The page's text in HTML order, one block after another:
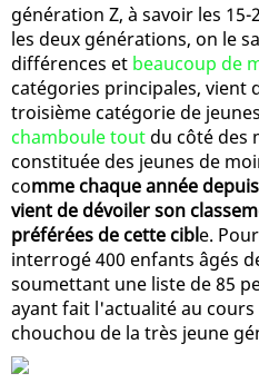
génération Z, à savoir les
les deux générations, on le
différences et beaucoup de
catégories principales, vient
troisième catégorie de
chamboule tout du côté des
constituée des jeunes de
comme chaque année
vient de dévoiler son
préférées de cette cible.
interrogé 400 enfants âgés
soumettant une liste de 85
ayant fait l'actualité au cours
chouchou de la très jeune